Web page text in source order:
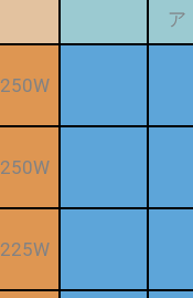
ア
250W
250W
225W